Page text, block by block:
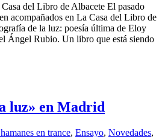
del Libro de Albacete El pasado
acompañados en La Casa del Libro de
de la luz: poesía última de Eloy
Ángel Rubio. Un libro que está siendo
luz» en Madrid
en trance, Ensayo, Novedades,